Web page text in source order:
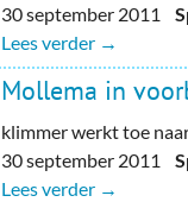
30 september 2011
Lees verder →
Mollema in
klimmer werkt toe
30 september 2011
Lees verder →